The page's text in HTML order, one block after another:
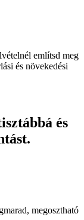
említsd meg
és növekedési
és
megosztható